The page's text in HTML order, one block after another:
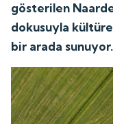
gösterilen
dokusuyla
bir arada sunuyor.